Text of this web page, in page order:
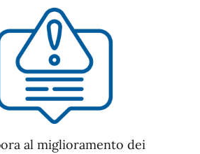
al miglioramento dei